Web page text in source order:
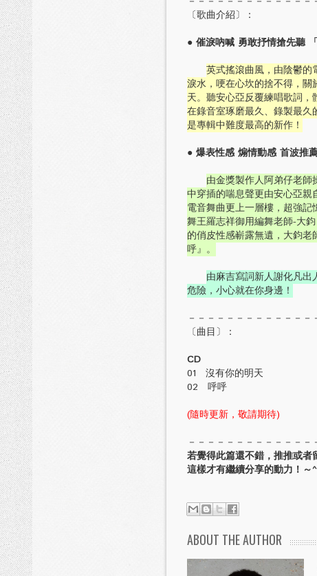
〔歌曲介紹〕：
● 催淚吶喊 勇敢抒情搶先聽
英式搖滾曲風，由陰鬱的
淚水，哽在心坎的捨不得，
天。聽安心亞反覆練唱歌詞
在錄音室琢磨最久、錄製最久
是專輯中難度最高的新作！
● 爆表性感 煽情動感 首波推
由金獎製作人阿弟仔老
中穿插的喘息聲更由安心亞
電音舞曲更上一層樓，超強
舞王羅志祥御用編舞老師-大
的俏皮性感嶄露無遺，大鈞
呼』。
由麻吉寫詞新人謝化凡
危險，小心就在你身邊！
－－－－－－－－－－－－
〔曲目〕：
CD
01 沒有你的明天
02 呼呼
(隨時更新，敬請期待)
－－－－－－－－－－－－－
若覺得此篇還不錯，推推或者
這樣才有繼續分享的動力！～
ABOUT THE AUTHOR